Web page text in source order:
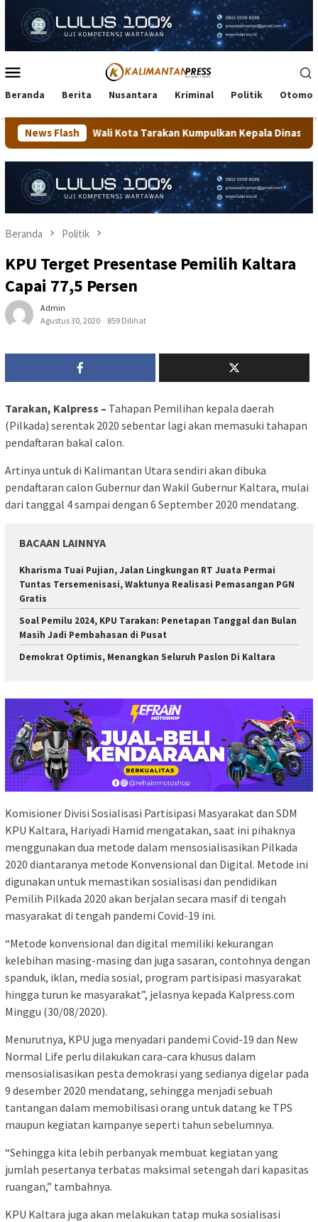
konten
Mobile
Beranda Berita Nusantara Kriminal Politik
News Flash
Kota Tarakan Kumpulkan Kepala Dinas, Minta Kualitas
Beranda Politik
KPU Terget Presentase Pemilih Kaltara
Capai 77,5 Persen
Admin
Agustus 30, 2020
859 Dilihat
Tarakan, Kalpress – Tahapan Pemilihan kepala daerah
(Pilkada) serentak 2020 sebentar lagi akan memasuki tahapan
pendaftaran bakal calon.
Artinya untuk di Kalimantan Utara sendiri akan dibuka
pendaftaran calon Gubernur dan Wakil Gubernur Kaltara, mulai
dari tanggal 4 sampai dengan 6 September 2020 mendatang.
BACAAN LAINNYA
Kharisma Tuai Pujian, Jalan Lingkungan RT Juata Permai
Tuntas Tersemenisasi, Waktunya Realisasi Pemasangan PGN
Gratis
Soal Pemilu 2024, KPU Tarakan: Penetapan Tanggal dan Bulan
Masih Jadi Pembahasan di Pusat
Demokrat Optimis, Menangkan Seluruh Paslon Di Kaltara
Komisioner Divisi Sosialisasi Partisipasi Masyarakat dan SDM
KPU Kaltara, Hariyadi Hamid mengatakan, saat ini pihaknya
menggunakan dua metode dalam mensosialisasikan Pilkada
2020 diantaranya metode Konvensional dan Digital. Metode ini
digunakan untuk memastikan sosialisasi dan pendidikan
Pemilih Pilkada 2020 akan berjalan secara masif di tengah
masyarakat di tengah pandemi Covid-19 ini.
“Metode konvensional dan digital memiliki kekurangan
kelebihan masing-masing dan juga sasaran, contohnya dengan
spanduk, iklan, media sosial, program partisipasi masyarakat
hingga turun ke masyarakat”, jelasnya kepada Kalpress.com
Minggu (30/08/2020).
Menurutnya, KPU juga menyadari pandemi Covid-19 dan New
Normal Life perlu dilakukan cara-cara khusus dalam
mensosialisasikan pesta demokrasi yang sedianya digelar pada
9 desember 2020 mendatang, sehingga menjadi sebuah
tantangan dalam memobilisasi orang untuk datang ke TPS
maupun kegiatan kampanye seperti tahun sebelumnya.
“Sehingga kita lebih perbanyak membuat kegiatan yang
jumlah pesertanya terbatas maksimal setengah dari kapasitas
ruangan,” tambahnya.
KPU Kaltara juga akan melakukan tatap muka sosialisasi